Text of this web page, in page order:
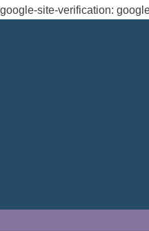
google-site-verification: